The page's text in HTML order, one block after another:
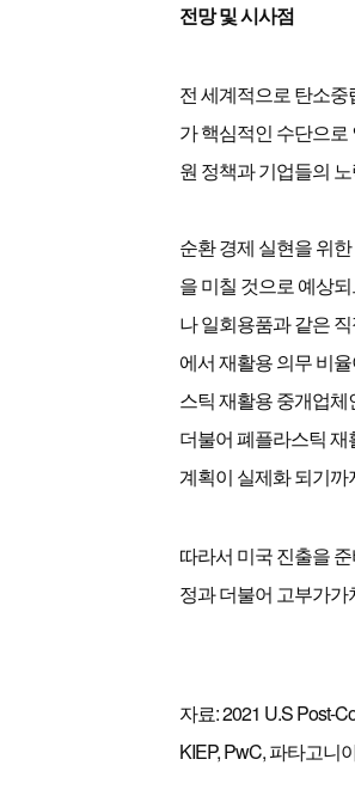
전망 및 시사점
전 세계적으로 탄소
가 핵심적인 수단으
원 정책과 기업들의
순환 경제 실현을 위
을 미칠 것으로 예상
나 일회용품과 같은
에서 재활용 의무 비
스틱 재활용 중개업체
더불어 폐플라스틱
계획이 실제화 되기
따라서 미국 진출을
정과 더불어 고부가
자료: 2021 U.S Post-
KIEP, PwC, 파타고니